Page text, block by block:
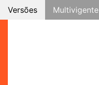
Versões Multivigente